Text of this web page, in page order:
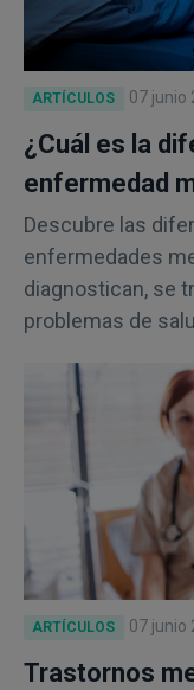
ARTÍCULOS 07 junio
¿Cuál es la
enfermedad
Descubre las
enfermedades
diagnostican, se
problemas de
ARTÍCULOS 07 junio
Trastornos